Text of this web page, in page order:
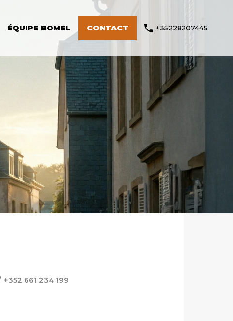
CONTACT
ÉQUIPE BOMEL CONTACT +35228207445
661 234 199